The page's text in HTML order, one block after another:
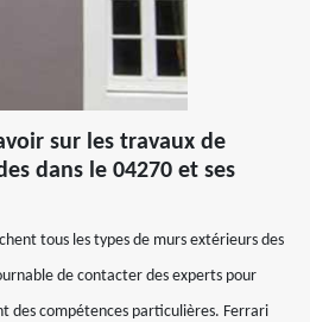
sur les travaux de
dans le 04270 et ses
tous les types de murs extérieurs des
de contacter des experts pour
des compétences particulières. Ferrari